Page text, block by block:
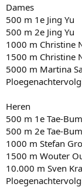
r
Dames
500 m 1e Jing Yu
500 m 2e Jing Yu
1000 m Christine
1500 m Christine
5000 m Martina
Heren
500 m 1e Tae-
500 m 2e Tae-
1000 m Stefan
1500 m Wouter
10.000 m Sven